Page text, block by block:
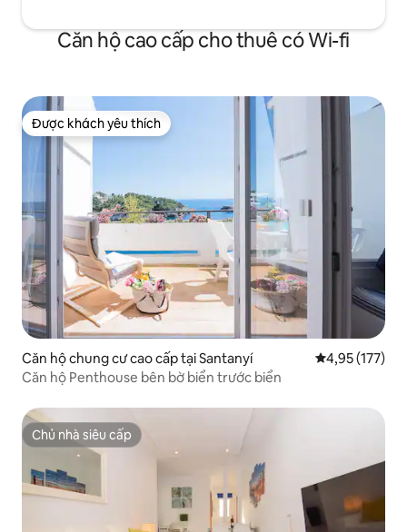
Căn hộ cao cấp cho thuê có Wi-fi
Được khách yêu thích
Được khách yêu thích
Căn hộ chung cư cao cấp tại Santanyí Xếp hạng
4,95 (177)
Căn hộ Penthouse bên bờ biển trước biển
Chủ nhà siêu cấp
Chủ nhà siêu cấp